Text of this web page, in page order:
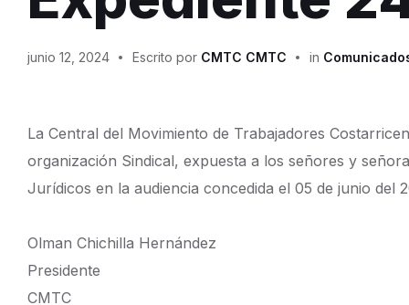
junio 12, 2024 Escrito por CMTC CMTC in
La Central del Movimiento de Trabajadores
organización Sindical, expuesta a los señores y
Jurídicos en la audiencia concedida el 05 de junio del
Olman Chichilla Hernández
Presidente
CMTC